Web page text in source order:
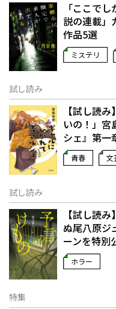
「ここで
説の連載」
作品5選
ミステリ
試し読み
【試し読
いの！」宮
シェ』第一
青春 文
試し読み
【試し読
ぬ――尾八原
ーンを特別
ホラー
特集